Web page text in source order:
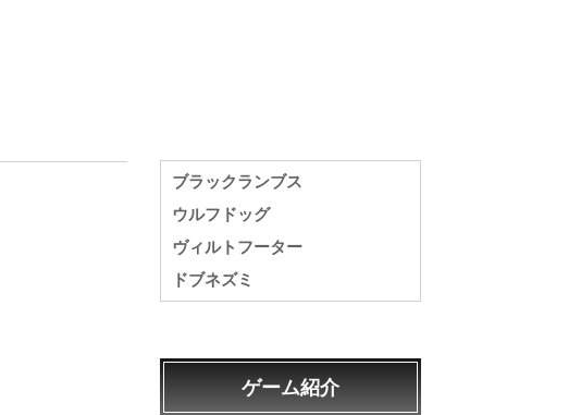
ブラックランブス
ウルフドッグ
ヴィルトフーター
ドブネズミ
ゲーム紹介